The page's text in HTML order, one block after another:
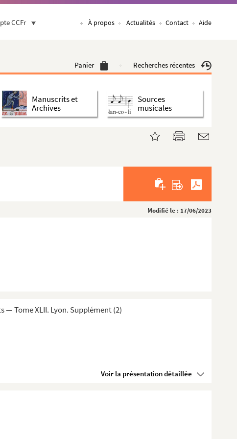
CCFr À propos Actualités Contact Aide
Panier Recherches récentes
Manuscrits et
Archives
Sources
musicales
Modifié le : 17/06/2023
Tome XLII. Lyon. Supplément (2)
Voir la présentation détaillée